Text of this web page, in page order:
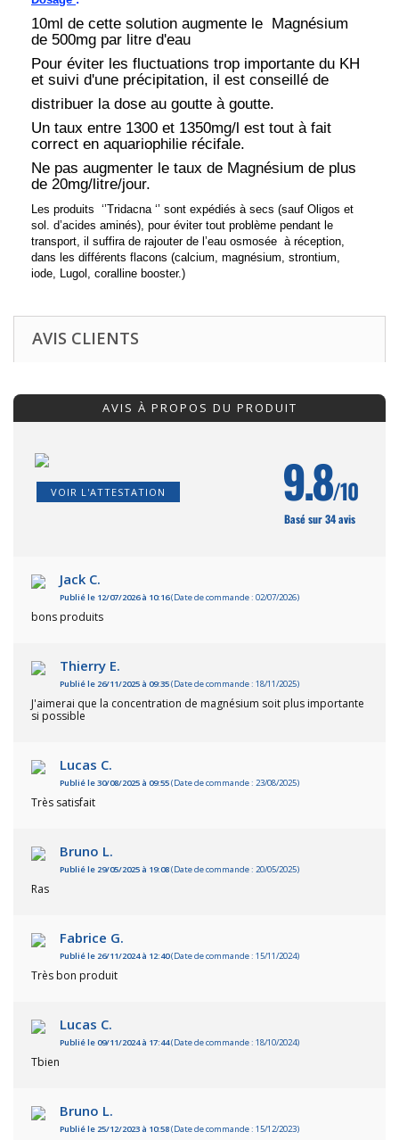
10ml de cette solution augmente le Magnésium
de 500mg par litre d'eau
Pour éviter les fluctuations trop importante du KH
et suivi d'une précipitation, il est conseillé de
distribuer la dose au goutte à goutte.
Un taux entre 1300 et 1350mg/l est tout à fait
correct en aquariophilie récifale.
Ne pas augmenter le taux de Magnésium de plus
de 20mg/litre/jour.
Les produits ‘’Tridacna‘’ sont expédiés à secs (sauf Oligos et
sol. d’acides aminés), pour éviter tout problème pendant le
transport, il suffira de rajouter de l’eau osmosée à réception,
dans les différents flacons (calcium, magnésium, strontium,
iode, Lugol, coralline booster.)
AVIS CLIENTS
AVIS À PROPOS DU PRODUIT
VOIR L'ATTESTATION 9.8/10
Basé sur 34 avis
Jack C.
Publié le 12/07/2026 à 10:16(Date de commande : 02/07/2026)
bons produits
Thierry E.
Publié le 26/11/2025 à 09:35(Date de commande : 18/11/2025)
J'aimerai que la concentration de magnésium soit plus importante
si possible
Lucas C.
Publié le 30/08/2025 à 09:55(Date de commande : 23/08/2025)
Très satisfait
Bruno L.
Publié le 29/05/2025 à 19:08(Date de commande : 20/05/2025)
Ras
Fabrice G.
Publié le 26/11/2024 à 12:40(Date de commande : 15/11/2024)
Très bon produit
Lucas C.
Publié le 09/11/2024 à 17:44(Date de commande : 18/10/2024)
Tbien
Bruno L.
Publié le 25/12/2023 à 10:58(Date de commande : 15/12/2023)